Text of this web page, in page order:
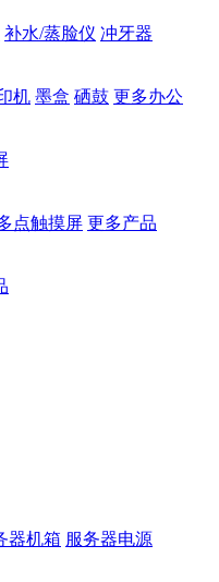
补水/蒸脸仪 冲牙器
机 墨盒 硒鼓 更多办公
点触摸屏 更多产品
器机箱 服务器电源